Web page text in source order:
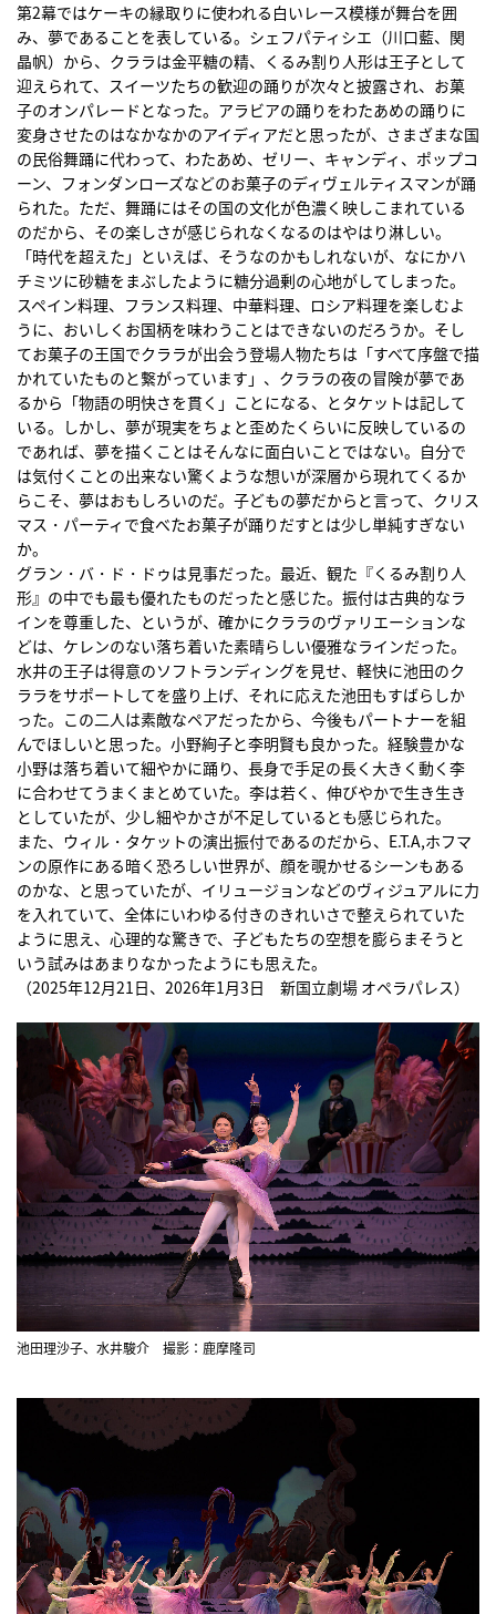
第2幕ではケーキの縁取りに使われる白いレース模様が舞台を囲
み、夢であることを表している。シェフパティシエ（川口藍、関
晶帆）から、クララは金平糖の精、くるみ割り人形は王子として
迎えられて、スイーツたちの歓迎の踊りが次々と披露され、お菓
子のオンパレードとなった。アラビアの踊りをわたあめの踊りに
変身させたのはなかなかのアイディアだと思ったが、さまざまな国
の民俗舞踊に代わって、わたあめ、ゼリー、キャンディ、ポップコ
ーン、フォンダンローズなどのお菓子のディヴェルティスマンが踊
られた。ただ、舞踊にはその国の文化が色濃く映しこまれている
のだから、その楽しさが感じられなくなるのはやはり淋しい。
「時代を超えた」といえば、そうなのかもしれないが、なにかハ
チミツに砂糖をまぶしたように糖分過剰の心地がしてしまった。
スペイン料理、フランス料理、中華料理、ロシア料理を楽しむよ
うに、おいしくお国柄を味わうことはできないのだろうか。そし
てお菓子の王国でクララが出会う登場人物たちは「すべて序盤で描
かれていたものと繋がっています」、クララの夜の冒険が夢であ
るから「物語の明快さを貫く」ことになる、とタケットは記して
いる。しかし、夢が現実をちょと歪めたくらいに反映しているの
であれば、夢を描くことはそんなに面白いことではない。自分で
は気付くことの出来ない驚くような想いが深層から現れてくるか
らこそ、夢はおもしろいのだ。子どもの夢だからと言って、クリス
マス・パーティで食べたお菓子が踊りだすとは少し単純すぎない
か。
グラン・バ・ド・ドゥは見事だった。最近、観た『くるみ割り人
形』の中でも最も優れたものだったと感じた。振付は古典的なラ
インを尊重した、というが、確かにクララのヴァリエーションな
どは、ケレンのない落ち着いた素晴らしい優雅なラインだった。
水井の王子は得意のソフトランディングを見せ、軽快に池田のク
ララをサポートしてを盛り上げ、それに応えた池田もすばらしか
った。この二人は素敵なペアだったから、今後もパートナーを組
んでほしいと思った。小野絢子と李明賢も良かった。経験豊かな
小野は落ち着いて細やかに踊り、長身で手足の長く大きく動く李
に合わせてうまくまとめていた。李は若く、伸びやかで生き生き
としていたが、少し細やかさが不足しているとも感じられた。
また、ウィル・タケットの演出振付であるのだから、E.T.A,ホフマ
ンの原作にある暗く恐ろしい世界が、顔を覗かせるシーンもある
のかな、と思っていたが、イリュージョンなどのヴィジュアルに力
を入れていて、全体にいわゆる付きのきれいさで整えられていた
ように思え、心理的な驚きで、子どもたちの空想を膨らまそうと
いう試みはあまりなかったようにも思えた。
（2025年12月21日、2026年1月3日 新国立劇場 オペラパレス）
池田理沙子、水井駿介 撮影：鹿摩隆司